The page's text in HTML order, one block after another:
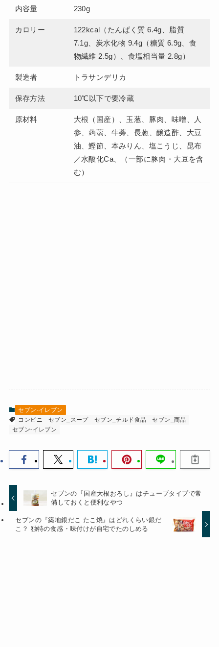
内容量 230g
カロリー
122kcal（たんぱく質 6.4g、脂質
7.1g、炭水化物 9.4g（糖質 6.9g、食
物繊維 2.5g）、食塩相当量 2.8g）
製造者 トラサンデリカ
保存方法 10℃以下で要冷蔵
原材料
大根（国産）、玉葱、豚肉、味噌、人
参、蒟蒻、牛蒡、長葱、醸造酢、大豆
油、鰹節、本みりん、塩こうじ、昆布
／水酸化Ca、（一部に豚肉・大豆を含
む）
セブン-イレブン
コンビニ
セブン_スープ セブン_チルド食品
セブン_商品
セブン-イレブン
セブンの『国産大根おろし』はチューブタイプで常
備しておくと便利なやつ
セブンの『築地銀だこ たこ焼』はどれくらい銀だ
こ？ 独特の食感・味付けが自宅でたのしめる